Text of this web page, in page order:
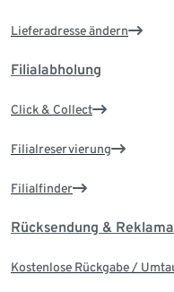
Lieferadresse ändern
Filialabholung
Click & Collect
Filialreservierung
Filialfinder
Rücksendung &
Kostenlose Rückgabe /